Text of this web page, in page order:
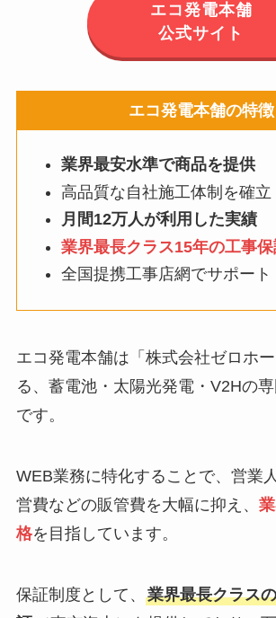
エコ発電本舗
公式サイト
エコ発電本舗の特徴
業界最安水準で商品を提供
高品質な自社施工体制を確立
月間12万人が利用した実績
業界最長クラス15年の工事
全国提携工事店網でサポート
エコ発電本舗は「株式会社ゼロホ
る、蓄電池・太陽光発電・V2Hの
です。
WEB業務に特化することで、営業
営費などの販管費を大幅に抑え、
格を目指しています。
保証制度として、 業界最長クラス